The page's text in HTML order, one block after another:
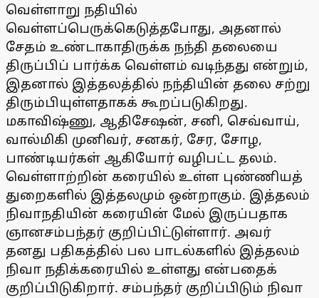
வெள்ளாறு நதியில்
வெள்ளப்பெருக்கெடுத்தபோது, அதனால்
சேதம் உண்டாகாதிருக்க நந்தி தலையை
திருப்பிப் பார்க்க வெள்ளம் வடிந்தது என்றும்,
இதனால் இத்தலத்தில் நந்தியின் தலை சற்று
திரும்பியுள்ளதாகக் கூறப்படுகிறது.
மகாவிஷ்ணு, ஆதிசேஷன், சனி, செவ்வாய்,
வால்மிகி முனிவர், சனகர், சேர, சோழ,
பாண்டியர்கள் ஆகியோர் வழிபட்ட தலம்.
வெள்ளாற்றின் கரையில் உள்ள புண்ணியத்
துறைகளில் இத்தலமும் ஒன்றாகும். இத்தலம்
நிவாநதியின் கரையின் மேல் இருப்பதாக
ஞானசம்பந்தர் குறிப்பிட்டுள்ளார். அவர்
தனது பதிகத்தில் பல பாடல்களில் இத்தலம்
நிவா நதிக்கரையில் உள்ளது என்பதைக்
குறிப்பிடுகிறார். சம்பந்தர் குறிப்பிடும் நிவா